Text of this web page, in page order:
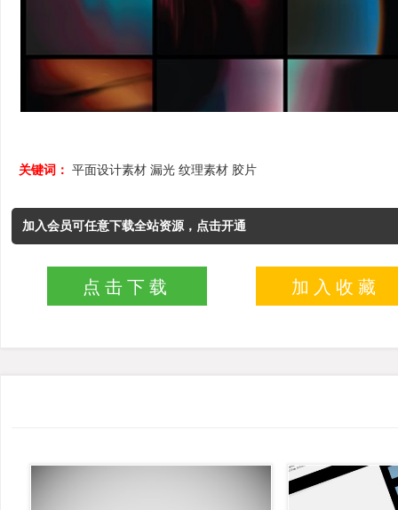
关键词： 平面设计素材 漏光 纹理素材 胶片
加入会员可任意下载全站资源，点击开通
点击下载 加入收藏